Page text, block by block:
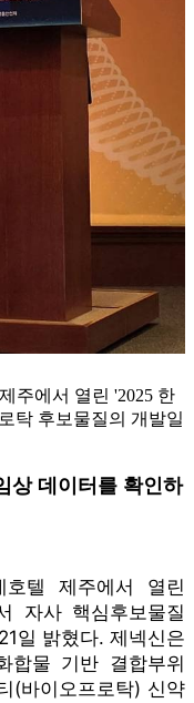
주에서 열린 '2025 한
탁 후보물질의 개발일
상 데이터를 확인하
텔 제주에서 열린
자사 핵심후보물질
일 밝혔다. 제넥신은
합물 기반 결합부위
(바이오프로탁) 신약